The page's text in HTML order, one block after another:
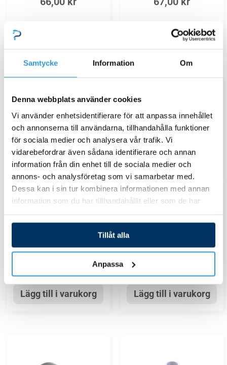
Samtycke Information Om
Denna webbplats använder cookies
Vi använder enhetsidentifierare för att anpassa innehållet
och annonserna till användarna, tillhandahålla funktioner
för sociala medier och analysera vår trafik. Vi
vidarebefordrar även sådana identifierare och annan
information från din enhet till de sociala medier och
annons- och analysföretag som vi samarbetar med.
Dessa kan i sin tur kombinera informationen med annan
information som du har tillhandahållit eller som de har
Tillåt alla
Anpassa
Lägg till i varukorg Lägg till i varukorg
Skarvmuffar / Plugg /
Förminskningar
Lägg till i varukorg
Skarvmuffar / Plugg /
Förminskningar
Lägg till i varukorg